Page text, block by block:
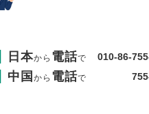
日本から 電話で 010-86-
中国から 電話で